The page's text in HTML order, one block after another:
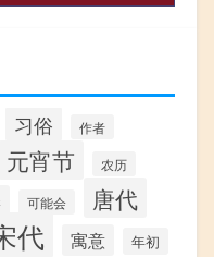
习俗 作者
元宵节 农历
可能会 唐代
代 寓意 年初